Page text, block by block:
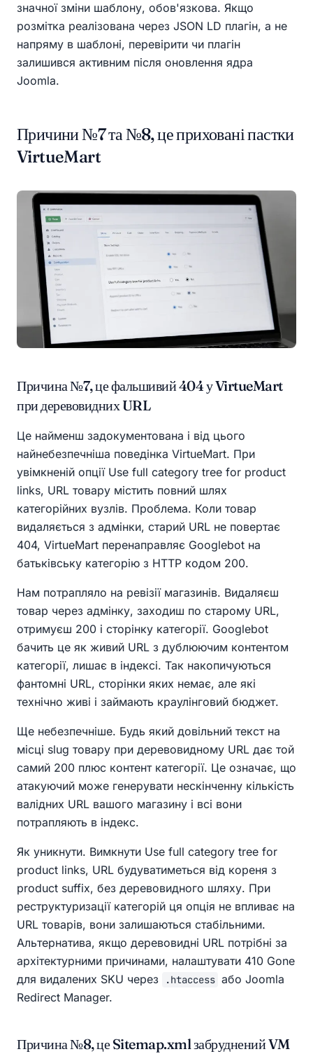
значної зміни шаблону, обов'язкова. Якщо
розмітка реалізована через JSON LD плагін, а не
напряму в шаблоні, перевірити чи плагін
залишився активним після оновлення ядра
Joomla.
Причини №7 та №8, це приховані пастки
VirtueMart
Причина №7, це фальшивий 404 у VirtueMart
при деревовидних URL
Це найменш задокументована і від цього
найнебезпечніша поведінка VirtueMart. При
увімкненій опції Use full category tree for product
links, URL товару містить повний шлях
категорійних вузлів. Проблема. Коли товар
видаляється з адмінки, старий URL не повертає
404, VirtueMart перенаправляє Googlebot на
батьківську категорію з HTTP кодом 200.
Нам потрапляло на ревізії магазинів. Видаляєш
товар через адмінку, заходиш по старому URL,
отримуєш 200 і сторінку категорії. Googlebot
бачить це як живий URL з дублюючим контентом
категорії, лишає в індексі. Так накопичуються
фантомні URL, сторінки яких немає, але які
технічно живі і займають краулінговий бюджет.
Ще небезпечніше. Будь який довільний текст на
місці slug товару при деревовидному URL дає той
самий 200 плюс контент категорії. Це означає, що
атакуючий може генерувати нескінченну кількість
валідних URL вашого магазину і всі вони
потрапляють в індекс.
Як уникнути. Вимкнути Use full category tree for
product links, URL будуватиметься від кореня з
product suffix, без деревовидного шляху. При
реструктуризації категорій ця опція не впливає на
URL товарів, вони залишаються стабільними.
Альтернатива, якщо деревовидні URL потрібні за
архітектурними причинами, налаштувати 410 Gone
для видалених SKU через
.htaccess або Joomla
Redirect Manager.
Причина №8, це Sitemap.xml забруднений VM